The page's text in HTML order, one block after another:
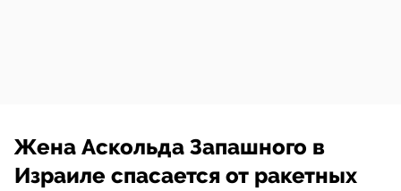
Жена Аскольда Запашного в
Израиле спасается от ракетных